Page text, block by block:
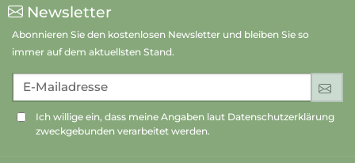
Newsletter
Abonnieren Sie den kostenlosen Newsletter und bleiben Sie so
immer auf dem aktuellsten Stand.
E-Mailadresse
Ich willige ein, dass meine Angaben laut Datenschutzerklärung
zweckgebunden verarbeitet werden.